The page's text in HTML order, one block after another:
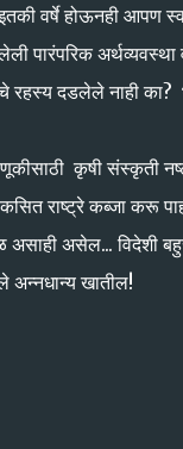
वर्षे होऊनही आपण
पारंपरिक अर्थव्यवस्था
रहस्य दडलेले नाही का?
कृषी संस्कृती
राष्ट्रे कब्जा करू
असेल... विदेशी
अन्नधान्य खातील!